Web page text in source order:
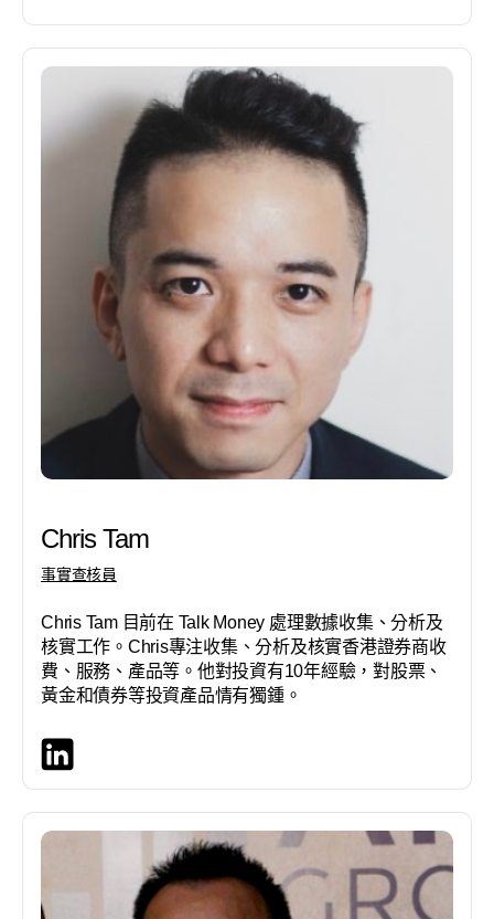
Chris Tam
事實查核員
Chris Tam 目前在 Talk Money 處理數據收集、分析及
核實工作。Chris專注收集、分析及核實香港證券商收
費、服務、產品等。他對投資有10年經驗，對股票、
黃金和債券等投資產品情有獨鍾。